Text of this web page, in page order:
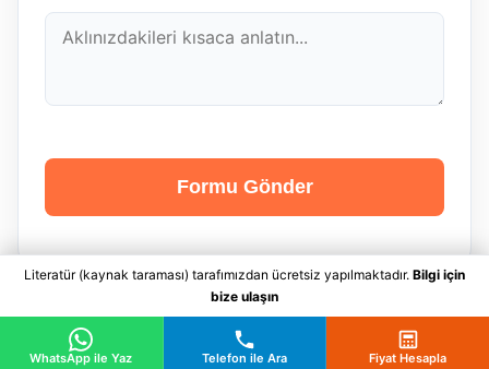
Formu Gönder
Literatür (kaynak taraması) tarafımızdan ücretsiz yapılmaktadır. Bilgi için
bize ulaşın
WhatsApp ile Yaz Telefon ile Ara Fiyat Hesapla